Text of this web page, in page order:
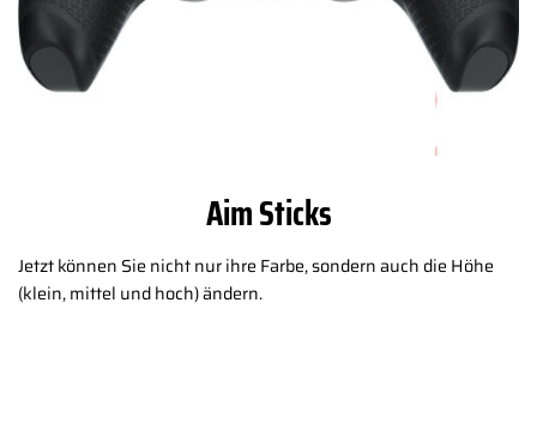
Aim Sticks
Jetzt können Sie nicht nur ihre Farbe, sondern auch die Höhe
(klein, mittel und hoch) ändern.